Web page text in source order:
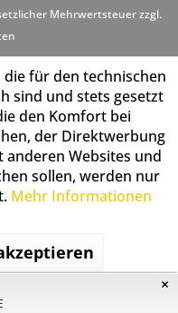
Mehrwertsteuer zzgl.
die für den technischen
sind und stets gesetzt
den Komfort bei
der Direktwerbung
Websites und
sollen, werden nur
Mehr Informationen
×